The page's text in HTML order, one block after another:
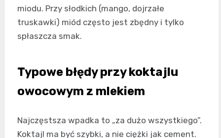
miodu. Przy słodkich (mango, dojrzałe
truskawki) miód często jest zbędny i tylko
spłaszcza smak.
Typowe błędy przy koktajlu
owocowym z mlekiem
Najczęstsza wpadka to „za dużo wszystkiego”.
Koktajl ma być szybki, a nie ciężki jak cement.